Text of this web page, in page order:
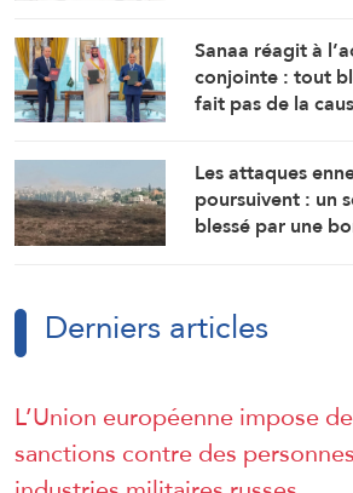
Sanaa réagit à
conjointe : tout
fait pas de la
Les attaques
poursuivent : un
blessé par une
Derniers articles
L’Union européenne impose
sanctions contre des